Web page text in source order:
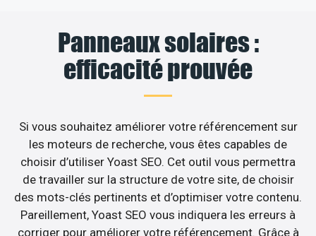
Panneaux solaires :
efficacité prouvée
Si vous souhaitez améliorer votre référencement sur
les moteurs de recherche, vous êtes capables de
choisir d’utiliser Yoast SEO. Cet outil vous permettra
de travailler sur la structure de votre site, de choisir
des mots-clés pertinents et d’optimiser votre contenu.
Pareillement, Yoast SEO vous indiquera les erreurs à
corriger pour améliorer votre référencement. Grâce à